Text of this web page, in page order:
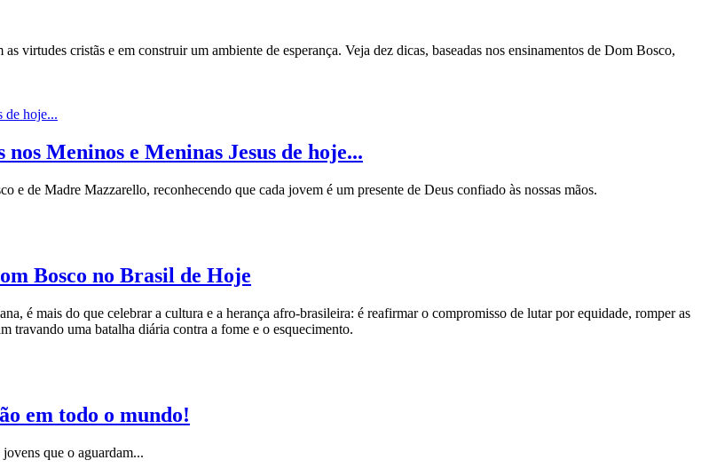
virtudes cristãs e em construir um ambiente de esperança. Veja dez dicas, baseadas nos ensinamentos de Dom Bosco,
Meninos e Meninas Jesus de hoje...
de Madre Mazzarello, reconhecendo que cada jovem é um presente de Deus confiado às nossas mãos.
Bosco no Brasil de Hoje
é mais do que celebrar a cultura e a herança afro-brasileira: é reafirmar o compromisso de lutar por equidade, romper as
travando uma batalha diária contra a fome e o esquecimento.
em todo o mundo!
que o aguardam...